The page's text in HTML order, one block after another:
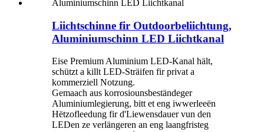
Liichtschinne fir Outdoorbeliichtung,
Aluminiumschinn LED Liichtkanal
Eise Premium Aluminium LED-Kanal hält,
schützt a killt LED-Sträifen fir privat a
kommerziell Notzung.
Gemaach aus korrosiounsbeständeger
Aluminiumlegierung, bitt et eng iwwerleeën
Hëtzofleedung fir d'Liewensdauer vun den
LEDen ze verlängeren an eng laangfristeg